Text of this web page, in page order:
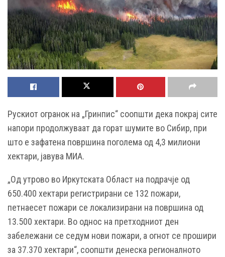
Рускиот огранок на „Гринпис“ соопшти дека покрај сите
напори продолжуваат да горат шумите во Сибир, при
што е зафатена површина поголема од 4,3 милиони
хектари, јавува МИА.
„Од утрово во Иркутската Област на подрачје од
650.400 хектари регистрирани се 132 пожари,
петнаесет пожари се локализирани на површина од
13.500 хектари. Во однос на претходниот ден
забележани се седум нови пожари, а огнот се прошири
за 37.370 хектари“, соопшти денеска регионалното